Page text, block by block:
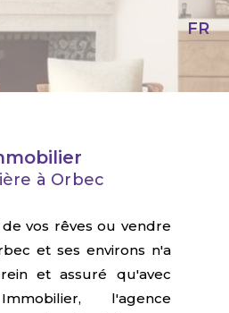
FR
à Orbec
vos rêves ou vendre
et ses environs n'a
et assuré qu'avec
l'agence